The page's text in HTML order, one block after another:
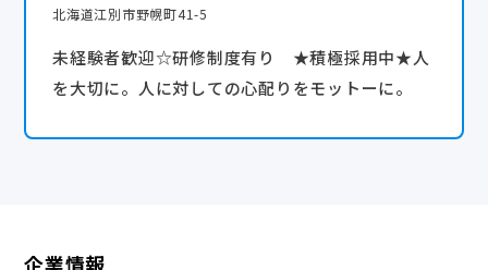
北海道江別市野幌町41-5
未経験者歓迎☆研修制度有り ★積極採用中★人
を大切に。人に対しての心配りをモットーに。
企業情報